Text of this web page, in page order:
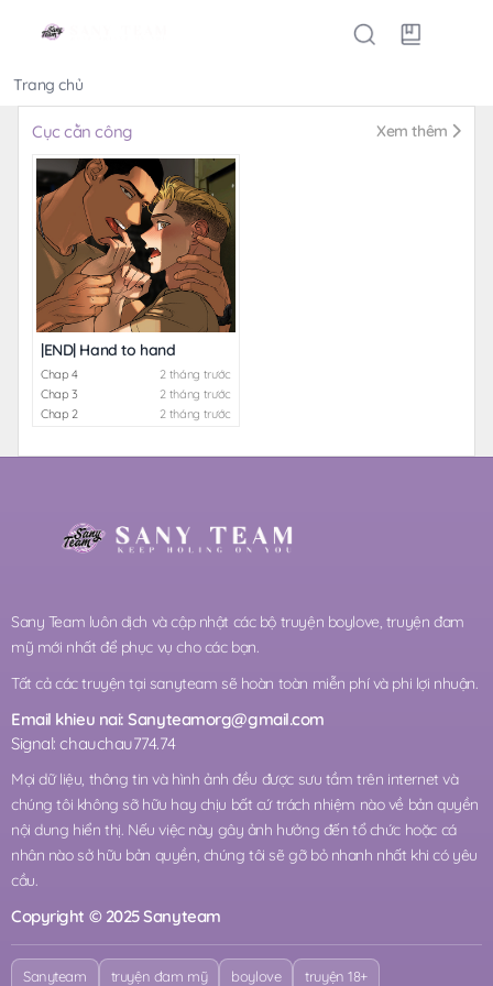
Trang chủ
Cục cằn công Xem thêm
|END| Hand to hand
Chap 4
2 tháng trước
Chap 3
2 tháng trước
Chap 2
2 tháng trước
Sany Team luôn dịch và cập nhật các bộ truyện boylove, truyện đam
mỹ mới nhất để phục vụ cho các bạn.
Tất cả các truyện tại sanyteam sẽ hoàn toàn miễn phí và phi lợi nhuận.
Email khieu nai:Sanyteamorg@gmail.com
Signal: chauchau774.74
Mọi dữ liệu, thông tin và hình ảnh đều được sưu tầm trên internet và
chúng tôi không sỡ hữu hay chịu bất cứ trách nhiệm nào về bản quyền
nội dung hiển thị. Nếu việc này gây ảnh hưởng đến tổ chức hoặc cá
nhân nào sở hữu bản quyền, chúng tôi sẽ gỡ bỏ nhanh nhất khi có yêu
cầu.
Copyright © 2025 Sanyteam
Sanyteam truyện đam mỹ boylove truyện 18+